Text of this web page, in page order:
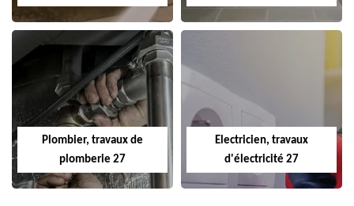
Plombier, travaux de
plomberie 27
Electricien, travaux
d'électricité 27